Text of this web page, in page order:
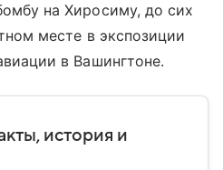
на Хиросиму, до сих
месте в экспозиции
в Вашингтоне.
история и